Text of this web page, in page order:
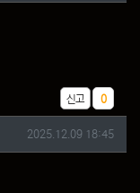
신고 추천
0
작성일
2025.12.09 18:45